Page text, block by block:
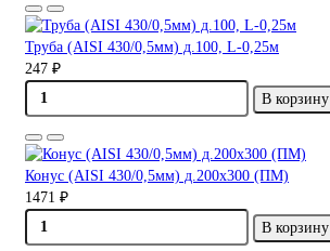
Труба (AISI 430/0,5мм) д.100, L-0,25м
247 ₽
В корзину
Конус (AISI 430/0,5мм) д.200х300 (ПМ)
1471 ₽
В корзину